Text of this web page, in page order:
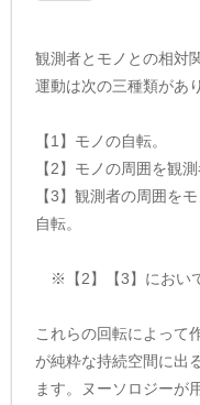
観測者とモノとの相対
運動は次の三種類があ
【1】モノの自転。
【2】モノの周囲を観
【3】観測者の周囲を
自転。
※【2】【3】におい
これらの回転によって
が純粋な持続空間に出
ます。ヌーソロジーが